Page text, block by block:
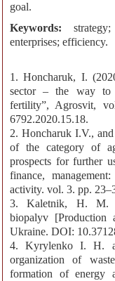
goal.
Keywords:
enterprises; efficiency.
1. Honcharuk, I.
sector – the way to
fertility”, Agrosvit,
6792.2020.15.18.
2. Honcharuk I.V.,
of the category of
prospects for further
finance,
activity. vol. 3. pp.
3. Kaletnik, H. M.
biopalyv [Production
Ukraine. DOI:
4. Kyrylenko I. H.
organization of
formation of energy